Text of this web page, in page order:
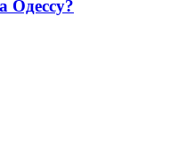
Одессу?